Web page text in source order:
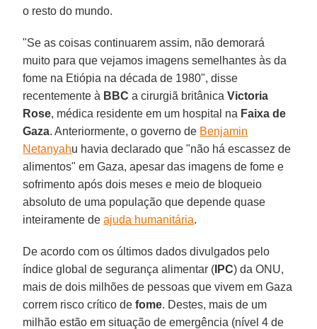
o resto do mundo.
"Se as coisas continuarem assim, não demorará
muito para que vejamos imagens semelhantes às da
fome na Etiópia na década de 1980", disse
recentemente à BBC a cirurgiã britânicaVictoria
Rose, médica residente em um hospital na Faixa de
Gaza. Anteriormente, o governo de Benjamin
Netanyahu havia declarado que "não há escassez de
alimentos" em Gaza, apesar das imagens de fome e
sofrimento após dois meses e meio de bloqueio
absoluto de uma população que depende quase
inteiramente deajuda humanitária.
De acordo com os últimos dados divulgados pelo
índice global de segurança alimentar ( IPC) da ONU,
mais de dois milhões de pessoas que vivem em Gaza
correm risco crítico defome. Destes, mais de um
milhão estão em situação de emergência (nível 4 de